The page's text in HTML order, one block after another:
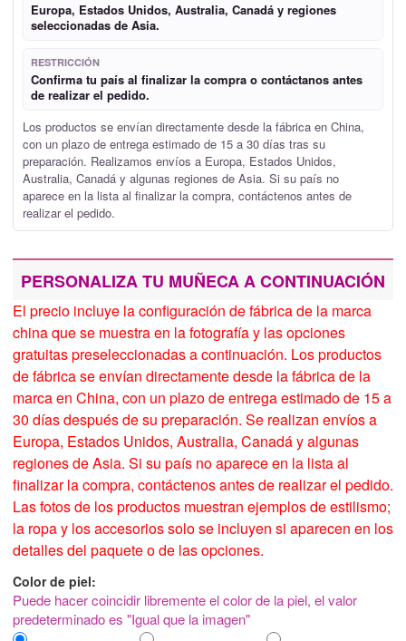
Europa, Estados Unidos, Australia, Canadá y regiones
seleccionadas de Asia.
RESTRICCIÓN
Confirma tu país al finalizar la compra o contáctanos antes
de realizar el pedido.
Los productos se envían directamente desde la fábrica en China,
con un plazo de entrega estimado de 15 a 30 días tras su
preparación. Realizamos envíos a Europa, Estados Unidos,
Australia, Canadá y algunas regiones de Asia. Si su país no
aparece en la lista al finalizar la compra, contáctenos antes de
realizar el pedido.
PERSONALIZA TU MUÑECA A CONTINUACIÓN
El precio incluye la configuración de fábrica de la marca
china que se muestra en la fotografía y las opciones
gratuitas preseleccionadas a continuación. Los productos
de fábrica se envían directamente desde la fábrica de la
marca en China, con un plazo de entrega estimado de 15 a
30 días después de su preparación. Se realizan envíos a
Europa, Estados Unidos, Australia, Canadá y algunas
regiones de Asia. Si su país no aparece en la lista al
finalizar la compra, contáctenos antes de realizar el pedido.
Las fotos de los productos muestran ejemplos de estilismo;
la ropa y los accesorios solo se incluyen si aparecen en los
detalles del paquete o de las opciones.
Color de piel:
Puede hacer coincidir libremente el color de la piel, el valor
predeterminado es "Igual que la imagen"